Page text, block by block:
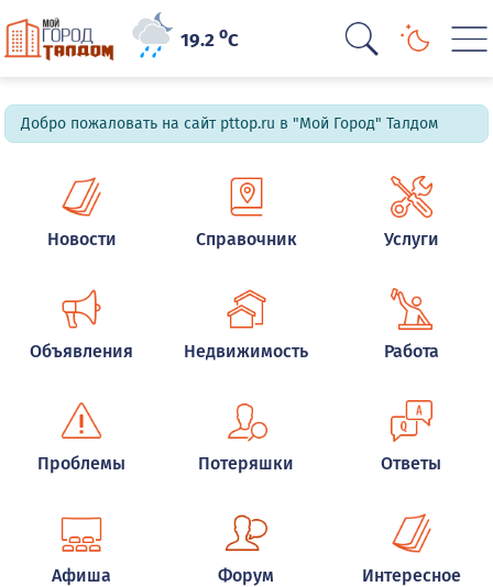
19.2oC
Добро пожаловать на сайт pttop.ru в "Мой Город" Талдом
Новости Справочник Услуги
Объявления Недвижимость Работа
Проблемы Потеряшки Ответы
Афиша Форум Интересное